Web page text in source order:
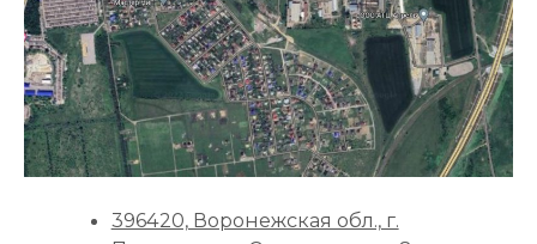
396420, Воронежская обл., г.